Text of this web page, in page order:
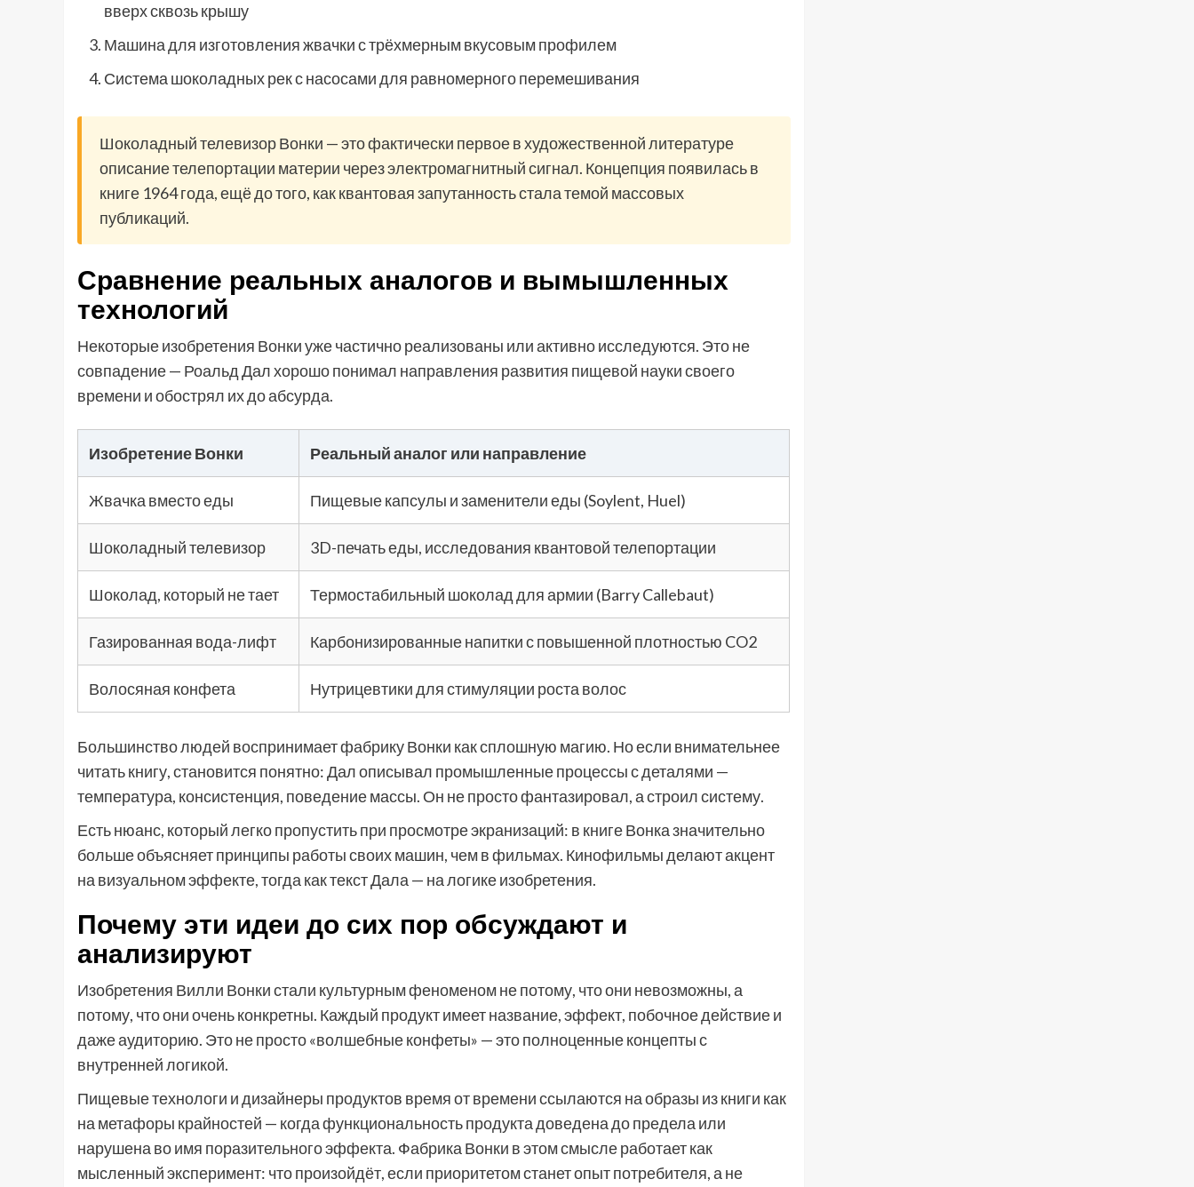
вверх сквозь крышу
Машина для изготовления жвачки с трёхмерным вкусовым профилем
Система шоколадных рек с насосами для равномерного перемешивания
Шоколадный телевизор Вонки — это фактически первое в художественной литературе
описание телепортации материи через электромагнитный сигнал. Концепция появилась в
книге 1964 года, ещё до того, как квантовая запутанность стала темой массовых
публикаций.
Сравнение реальных аналогов и вымышленных
технологий
Некоторые изобретения Вонки уже частично реализованы или активно исследуются. Это не
совпадение — Роальд Дал хорошо понимал направления развития пищевой науки своего
времени и обострял их до абсурда.
Изобретение Вонки Реальный аналог или направление
Жвачка вместо еды Пищевые капсулы и заменители еды (Soylent, Huel)
Шоколадный телевизор 3D-печать еды, исследования квантовой телепортации
Шоколад, который не тает Термостабильный шоколад для армии (Barry Callebaut)
Газированная вода-лифт Карбонизированные напитки с повышенной плотностью CO2
Волосяная конфета Нутрицевтики для стимуляции роста волос
Большинство людей воспринимает фабрику Вонки как сплошную магию. Но если внимательнее
читать книгу, становится понятно: Дал описывал промышленные процессы с деталями —
температура, консистенция, поведение массы. Он не просто фантазировал, а строил систему.
Есть нюанс, который легко пропустить при просмотре экранизаций: в книге Вонка значительно
больше объясняет принципы работы своих машин, чем в фильмах. Кинофильмы делают акцент
на визуальном эффекте, тогда как текст Дала — на логике изобретения.
Почему эти идеи до сих пор обсуждают и
анализируют
Изобретения Вилли Вонки стали культурным феноменом не потому, что они невозможны, а
потому, что они очень конкретны. Каждый продукт имеет название, эффект, побочное действие и
даже аудиторию. Это не просто «волшебные конфеты» — это полноценные концепты с
внутренней логикой.
Пищевые технологи и дизайнеры продуктов время от времени ссылаются на образы из книги как
на метафоры крайностей — когда функциональность продукта доведена до предела или
нарушена во имя поразительного эффекта. Фабрика Вонки в этом смысле работает как
мысленный эксперимент: что произойдёт, если приоритетом станет опыт потребителя, а не